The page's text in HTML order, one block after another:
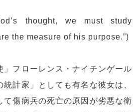
thought, we must study
the measure of his purpose.”)
」フローレンス・ナイチンゲール
計家」としても有名な彼女は、
て傷病兵の死亡の原因が劣悪な衛